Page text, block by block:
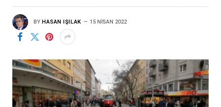
BY HASAN IŞILAK 15 NISAN 2022